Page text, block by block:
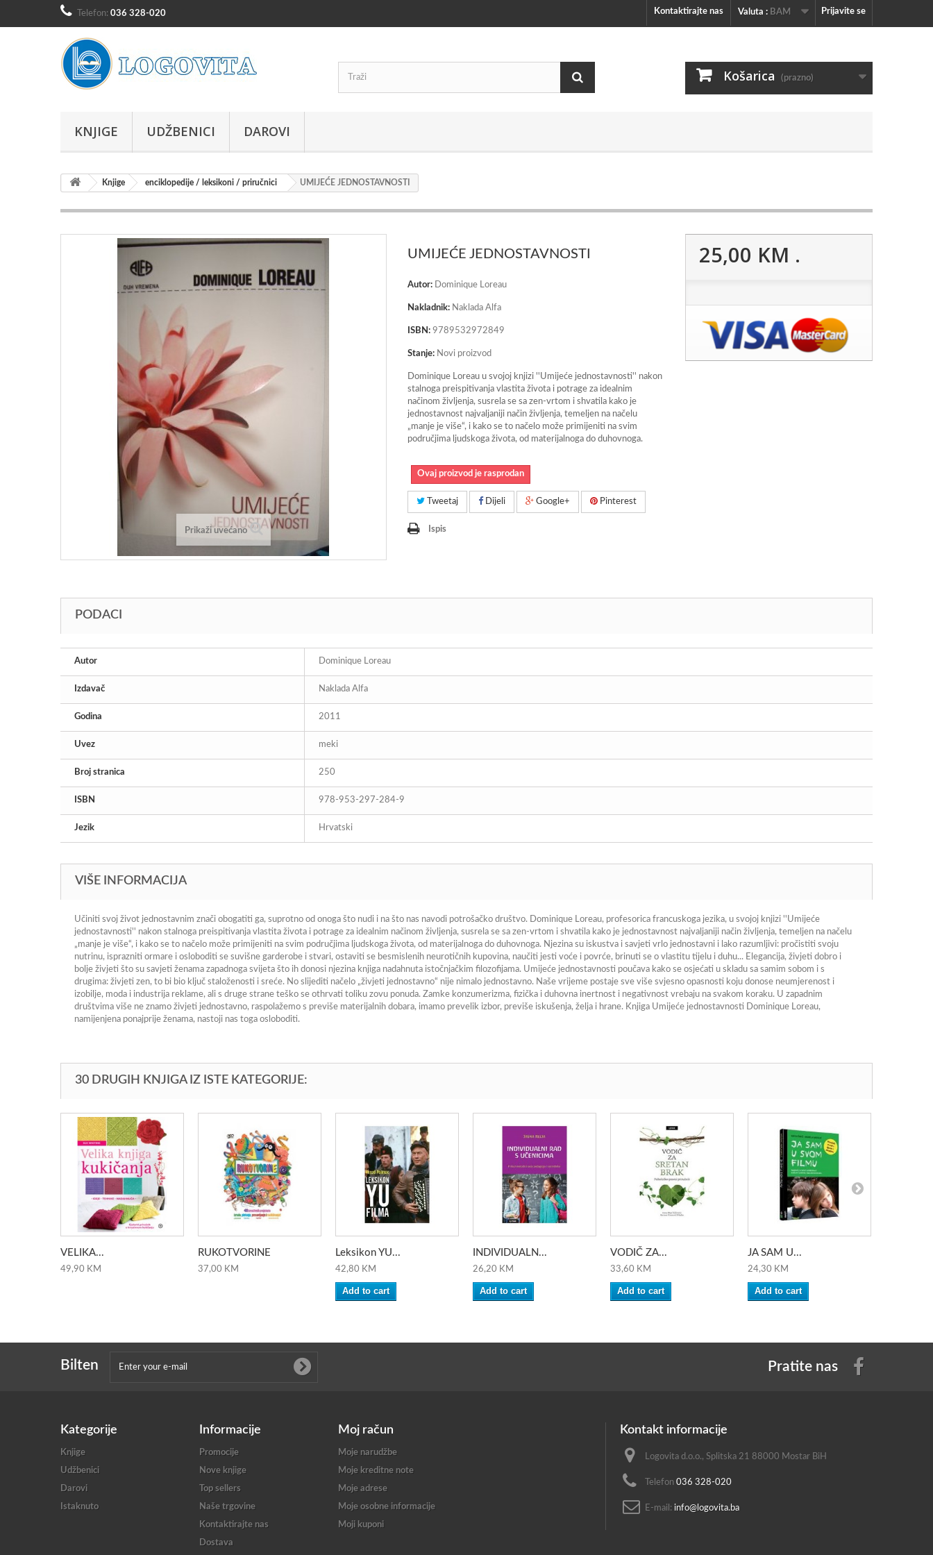
Prijavite se
Valuta : BAM
Kontaktirajte nas
Telefon: 036 328-020
Košarica (prazno)
KNJIGE UDŽBENICI DAROVI
Knjige enciklopedije / leksikoni / priručnici UMIJEĆE JEDNOSTAVNOSTI
Prikaži uvećano
UMIJEĆE JEDNOSTAVNOSTI
Autor: Dominique Loreau
Nakladnik: Naklada Alfa
ISBN: 9789532972849
Stanje: Novi proizvod
Dominique Loreau u svojoj knjizi ''Umijeće jednostavnosti'' nakon
stalnoga preispitivanja vlastita života i potrage za idealnim
načinom življenja, susrela se sa zen-vrtom i shvatila kako je
jednostavnost najvaljaniji način življenja, temeljen na načelu
„manje je više“, i kako se to načelo može primijeniti na svim
područjima ljudskoga života, od materijalnoga do duhovnoga.
Ovaj proizvod je rasprodan
Tweetaj Dijeli Google+ Pinterest
Ispis
25,00 KM .
PODACI
Autor Dominique Loreau
Izdavač Naklada Alfa
Godina 2011
Uvez meki
Broj stranica 250
ISBN 978-953-297-284-9
Jezik Hrvatski
VIŠE INFORMACIJA
Učiniti svoj život jednostavnim znači obogatiti ga, suprotno od onoga što nudi i na što nas navodi potrošačko društvo. Dominique Loreau, profesorica francuskoga jezika, u svojoj knjizi ''Umijeće
jednostavnosti'' nakon stalnoga preispitivanja vlastita života i potrage za idealnim načinom življenja, susrela se sa zen-vrtom i shvatila kako je jednostavnost najvaljaniji način življenja, temeljen na načelu
„manje je više“, i kako se to načelo može primijeniti na svim područjima ljudskoga života, od materijalnoga do duhovnoga. Njezina su iskustva i savjeti vrlo jednostavni i lako razumljivi: pročistiti svoju
nutrinu, isprazniti ormare i osloboditi se suvišne garderobe i stvari, ostaviti se besmislenih neurotičnih kupovina, naučiti jesti voće i povrće, brinuti se o vlastitu tijelu i duhu... Elegancija, živjeti dobro i
bolje živjeti što su savjeti ženama zapadnoga svijeta što ih donosi njezina knjiga nadahnuta istočnjačkim filozofijama. Umijeće jednostavnosti poučava kako se osjećati u skladu sa samim sobom i s
drugima: živjeti zen, to bi bio ključ staloženosti i sreće. No slijediti načelo „živjeti jednostavno“ nije nimalo jednostavno. Naše vrijeme postaje sve više svjesno opasnosti koju donose neumjerenost i
izobilje, moda i industrija reklame, ali s druge strane teško se othrvati toliku zovu ponuda. Zamke konzumerizma, fizička i duhovna inertnost i negativnost vrebaju na svakom koraku. U zapadnim
društvima više ne znamo živjeti jednostavno, raspolažemo s previše materijalnih dobara, imamo prevelik izbor, previše iskušenja, želja i hrane. Knjiga Umijeće jednostavnosti Dominique Loreau,
namijenjena ponajprije ženama, nastoji nas toga osloboditi.
30 DRUGIH KNJIGA IZ ISTE KATEGORIJE:
VELIKA...
49,90 KM
RUKOTVORINE
37,00 KM
Leksikon YU...
42,80 KM
Add to cart
INDIVIDUALN...
26,20 KM
Add to cart
VODIČ ZA...
33,60 KM
Add to cart
JA SAM U...
24,30 KM
Add to cart
Bilten Pratite nas
Kategorije
Knjige
Udžbenici
Darovi
Istaknuto
Informacije
Promocije
Nove knjige
Top sellers
Naše trgovine
Kontaktirajte nas
Dostava
Moj račun
Moje narudžbe
Moje kreditne note
Moje adrese
Moje osobne informacije
Moji kuponi
Kontakt informacije
Logovita d.o.o., Splitska 21 88000 Mostar BiH
Telefon 036 328-020
E-mail: info@logovita.ba